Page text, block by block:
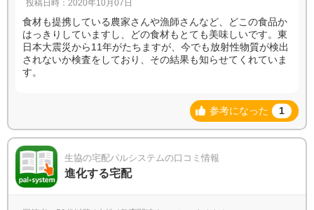
投稿日時：2020年10月07日
食材も提携している農家さんや漁師さんなど、どこの食品か
はっきりしていますし、どの食材もとても美味しいです。東
日本大震災から11年がたちますが、今でも放射性物質が検出
されないか検査をしており、その結果も知らせてくれていま
す。
参考になった 1
生協の宅配パルシステムの口コミ情報
進化する宅配